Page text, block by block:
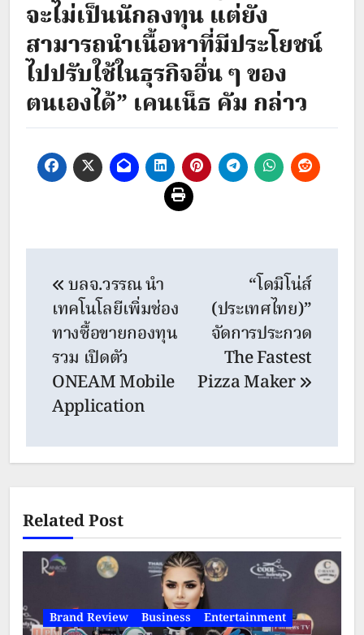
จะไม่เป็นนักลงทุน แต่ยัง
สามารถนำเนื้อหาที่มีประโยชน์
ไปปรับใช้ในธุรกิจอื่น ๆ ของ
ตนเองได้” เคนเน็ธ คัม กล่าว
navigation
บลจ.วรรณ นำ
เทคโนโลยีเพิ่มช่อง
ทางซื้อขายกองทุน
รวม เปิดตัว
ONEAM Mobile
Application
“โดมิโน่ส์
(ประเทศไทย)”
จัดการประกวด
The Fastest
Pizza Maker
Related Post
Brand Review Business Entertainment